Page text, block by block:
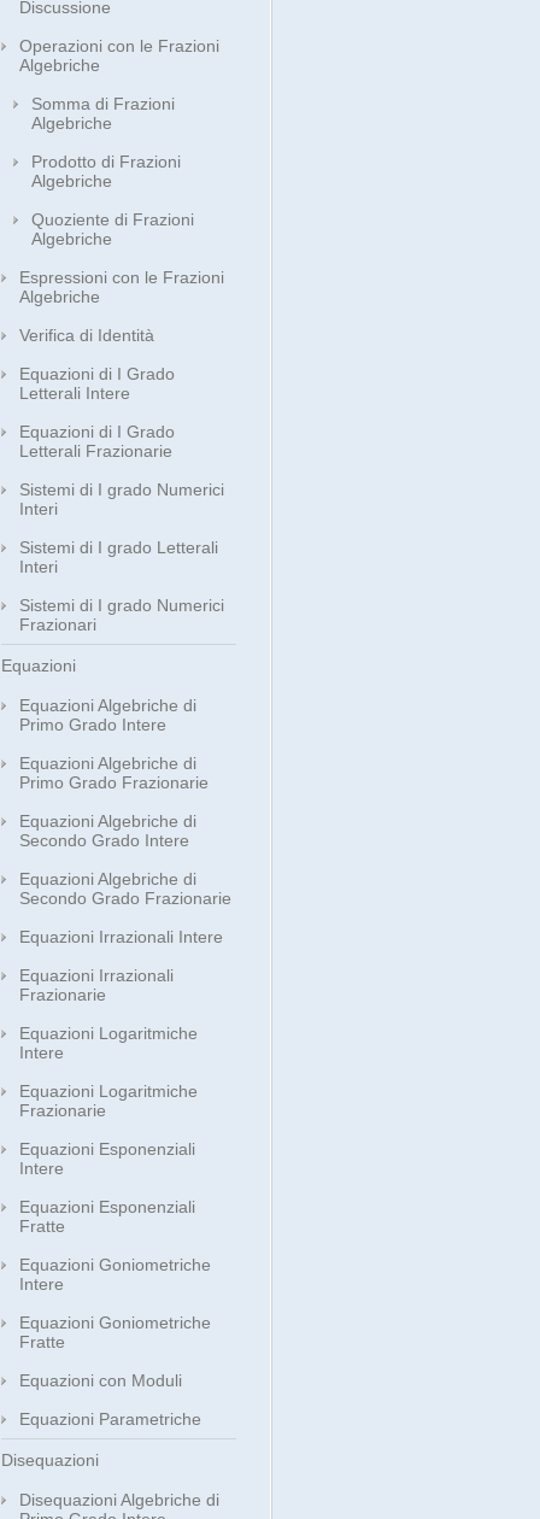
Discussione
Operazioni con le Frazioni
Algebriche
Somma di Frazioni
Algebriche
Prodotto di Frazioni
Algebriche
Quoziente di Frazioni
Algebriche
Espressioni con le Frazioni
Algebriche
Verifica di Identità
Equazioni di I Grado
Letterali Intere
Equazioni di I Grado
Letterali Frazionarie
Sistemi di I grado Numerici
Interi
Sistemi di I grado Letterali
Interi
Sistemi di I grado Numerici
Frazionari
Equazioni
Equazioni Algebriche di
Primo Grado Intere
Equazioni Algebriche di
Primo Grado Frazionarie
Equazioni Algebriche di
Secondo Grado Intere
Equazioni Algebriche di
Secondo Grado Frazionarie
Equazioni Irrazionali Intere
Equazioni Irrazionali
Frazionarie
Equazioni Logaritmiche
Intere
Equazioni Logaritmiche
Frazionarie
Equazioni Esponenziali
Intere
Equazioni Esponenziali
Fratte
Equazioni Goniometriche
Intere
Equazioni Goniometriche
Fratte
Equazioni con Moduli
Equazioni Parametriche
Disequazioni
Disequazioni Algebriche di